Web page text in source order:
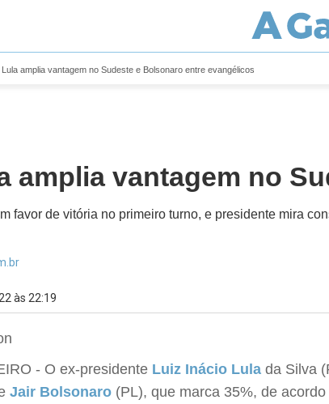
Lula amplia vantagem no Sudeste e Bolsonaro entre evangélicos
amplia vantagem no
favor de vitória no primeiro turno, e presidente mira
às 22:19
- O ex-presidente Luiz Inácio Lula da Silva
Jair Bolsonaro (PL), que marca 35%, de